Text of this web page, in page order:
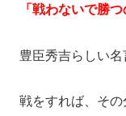
「戦わないで勝つ
豊臣秀吉らしい名
戦をすれば、そ